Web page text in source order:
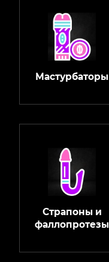
Мастурбаторы
Страпоны и
фаллопротезы